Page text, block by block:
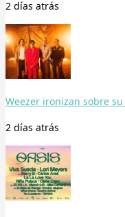
2 días atrás
Weezer ironizan sobre su
2 días atrás